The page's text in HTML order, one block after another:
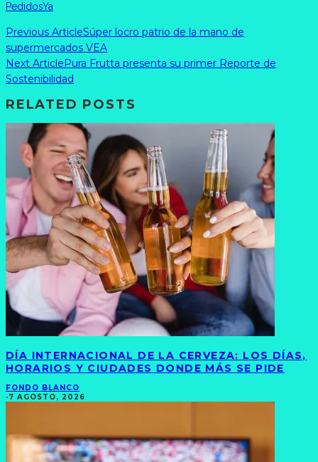
PedidosYa
Previous ArticleSúper locro patrio de la mano de
supermercados VEA
Next Article Pura Frutta presenta su primer Reporte de
Sostenibilidad
RELATED POSTS
DÍA INTERNACIONAL DE LA CERVEZA: LOS DÍAS,
HORARIOS Y CIUDADES DONDE MÁS SE PIDE
FONDO BLANCO
·7 AGOSTO, 2026